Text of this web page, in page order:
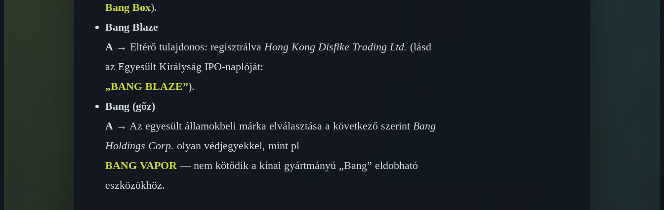
Bang Box).
Bang Blaze
A → Eltérő tulajdonos: regisztrálva Hong Kong Disfike Trading Ltd. (lásd
az Egyesült Királyság IPO-naplóját:
„BANG BLAZE”).
Bang (gőz)
A → Az egyesült államokbeli márka elválasztása a következő szerint Bang
Holdings Corp. olyan védjegyekkel, mint pl
BANG VAPOR — nem kötődik a kínai gyártmányú „Bang” eldobható
eszközökhöz.